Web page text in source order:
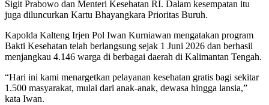
Sigit Prabowo dan Menteri Kesehatan RI. Dalam kesempatan itu
juga diluncurkan Kartu Bhayangkara Prioritas Buruh.
Kapolda Kalteng Irjen Pol Iwan Kurniawan mengatakan program
Bakti Kesehatan telah berlangsung sejak 1 Juni 2026 dan berhasil
menjangkau 4.146 warga di berbagai daerah di Kalimantan Tengah.
“Hari ini kami menargetkan pelayanan kesehatan gratis bagi sekitar
1.500 masyarakat, mulai dari anak-anak, dewasa hingga lansia,”
kata Iwan.